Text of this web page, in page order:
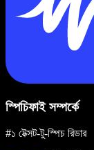
স্পিচিফাই সম্পর্কে
#১ টেক্সট-টু-স্পিচ রিডার